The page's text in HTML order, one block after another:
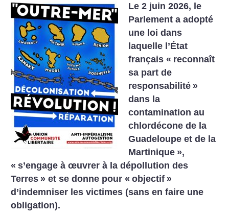
Le 2 juin 2026, le
Parlement a adopté
une loi dans
laquelle l’État
français « reconnaît
sa part de
responsabilité »
dans la
contamination au
chlordécone de la
Guadeloupe et de la
Martinique »,
« s’engage à œuvrer à la dépollution des
Terres » et se donne pour « objectif »
d’indemniser les victimes (sans en faire une
obligation).